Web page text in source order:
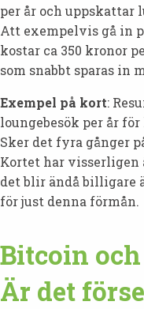
per år och uppskattar
Att exempelvis gå in
kostar ca 350 kronor
som snabbt sparas in
Exempel på kort:
loungebesök per år
Sker det fyra gånger
Kortet har visserligen
det blir ändå billigare
för just denna förmån.
Bitcoin
Är det